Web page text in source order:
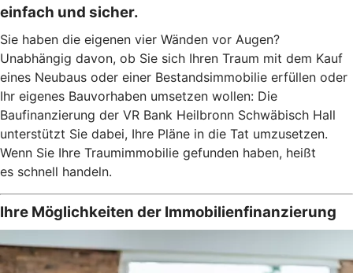
einfach und sicher.
Sie haben die eigenen vier Wänden vor Augen?
Unabhängig davon, ob Sie sich Ihren Traum mit dem Kauf
eines Neubaus oder einer Bestandsimmobilie erfüllen oder
Ihr eigenes Bauvorhaben umsetzen wollen: Die
Baufinanzierung der VR Bank Heilbronn Schwäbisch Hall
unterstützt Sie dabei, Ihre Pläne in die Tat umzusetzen.
Wenn Sie Ihre Traumimmobilie gefunden haben, heißt
es schnell handeln.
Ihre Möglichkeiten der Immobilienfinanzierung